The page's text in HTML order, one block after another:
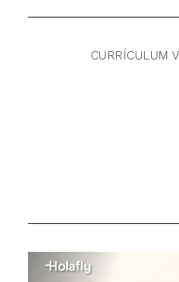
CURRÍCULUM